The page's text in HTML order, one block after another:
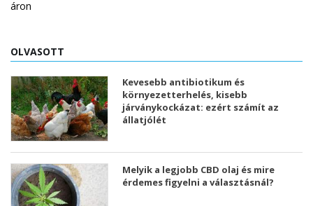
OLVASOTT
Kevesebb antibiotikum és
környezetterhelés, kisebb
járványkockázat: ezért számít az
állatjólét
Melyik a legjobb CBD olaj és mire
érdemes figyelni a választásnál?